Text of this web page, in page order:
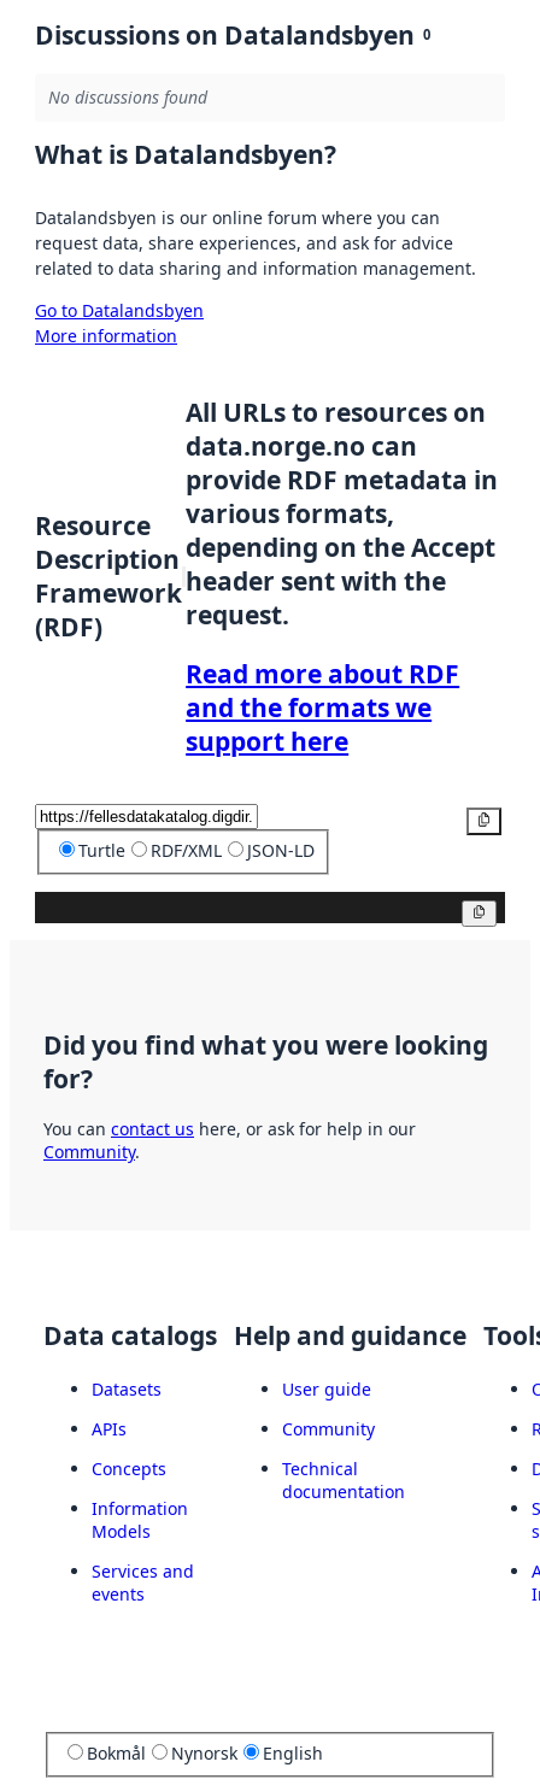
Discussions on Datalandsbyen 0
No discussions found
What is Datalandsbyen?
Datalandsbyen is our online forum where you can
request data, share experiences, and ask for advice
related to data sharing and information management.
Go to Datalandsbyen
More information
Resource
Description
Framework
(RDF)
All URLs to resources on
data.norge.no can
provide RDF metadata in
various formats,
depending on the Accept
header sent with the
request.
Read more about RDF
and the formats we
support here
Turtle RDF/XML JSON-LD
Did you find what you were looking
for?
You can contact us here, or ask for help in our
Community.
Data catalogs
Datasets
APIs
Concepts
Information
Models
Services and
events
Help and guidance
User guide
Community
Technical
documentation
Bokmål Nynorsk English